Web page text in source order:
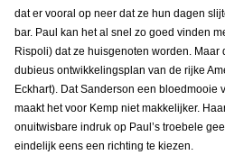
dat er vooral op neer dat ze hun dagen
bar. Paul kan het al snel zo goed vinden
Rispoli) dat ze huisgenoten worden.
dubieus ontwikkelingsplan van de rijke
Eckhart). Dat Sanderson een bloedmooie
maakt het voor Kemp niet makkelijker.
onuitwisbare indruk op Paul’s troebele
eindelijk eens een richting te kiezen.